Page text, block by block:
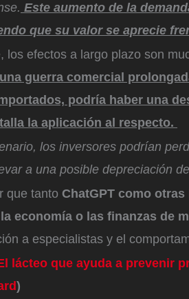
Este aumento de la
que su valor se aprecie
los efectos a largo plazo son
guerra comercial
podría haber una
la aplicación al respecto.
los inversores podrían
a una posible depreciación
que tanto ChatGPT como
economía o las finanzas de
a especialistas y el
lácteo que ayuda a prevenir
)